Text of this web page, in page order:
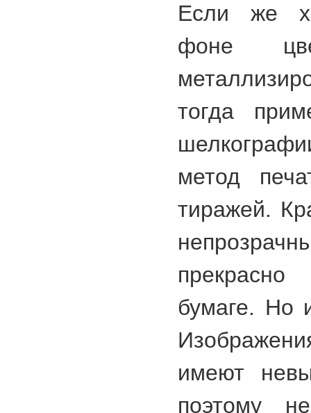
Если же
фоне
тогда
метод
тиражей.
бумаге. Но
имеют
поэтому